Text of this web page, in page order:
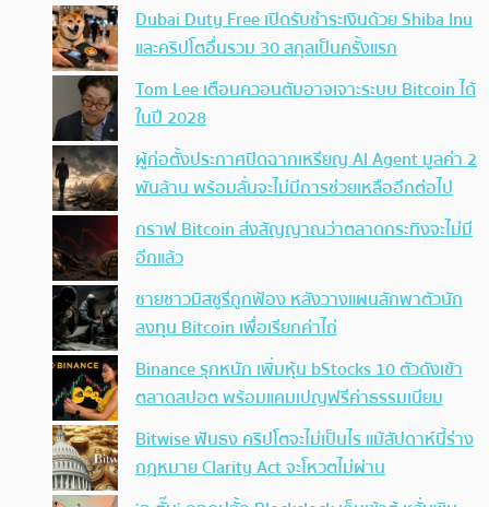
Dubai Duty Free เปิดรับชำระเงินด้วย Shiba Inu
และคริปโตอื่นรวม 30 สกุลเป็นครั้งแรก
Tom Lee เตือนควอนตัมอาจเจาะระบบ Bitcoin ได้
ในปี 2028
ผู้ก่อตั้งประกาศปิดฉากเหรียญ AI Agent มูลค่า 2
พันล้าน พร้อมลั่นจะไม่มีการช่วยเหลืออีกต่อไป
กราฟ Bitcoin ส่งสัญญาณว่าตลาดกระทิงจะไม่มี
อีกแล้ว
ชายชาวมิสซูรีถูกฟ้อง หลังวางแผนลักพาตัวนัก
ลงทุน Bitcoin เพื่อเรียกค่าไถ่
Binance รุกหนัก เพิ่มหุ้น bStocks 10 ตัวดังเข้า
ตลาดสปอต พร้อมแคมเปญฟรีค่าธรรมเนียม
Bitwise ฟันธง คริปโตจะไม่เป็นไร แม้สัปดาห์นี้ร่าง
กฎหมาย Clarity Act จะโหวตไม่ผ่าน